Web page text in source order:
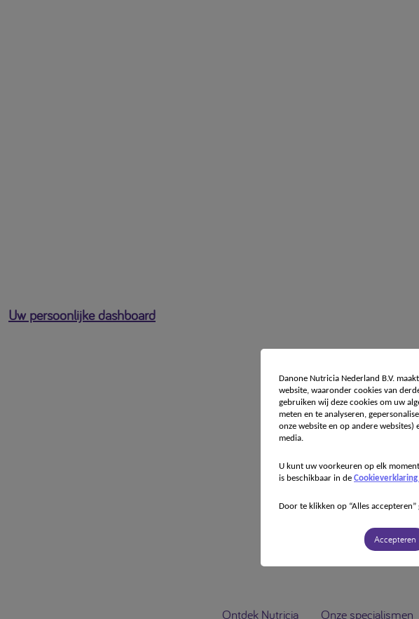
Uw persoonlijke dashboard
Ontdek Nutricia Onze specialismen
Danone Nutricia Nederland B.V.
website, waaronder cookies van
gebruiken wij deze cookies om uw
meten en te analyseren,
onze website en op andere
media.
U kunt uw voorkeuren op elk
is beschikbaar in de Cookieverklaring
Door te klikken op “Alles
Accepteren